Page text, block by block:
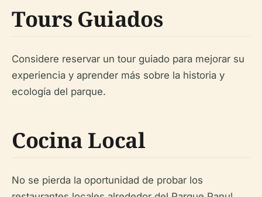
Tours Guiados
Considere reservar un tour guiado para mejorar su
experiencia y aprender más sobre la historia y
ecología del parque.
Cocina Local
No se pierda la oportunidad de probar los